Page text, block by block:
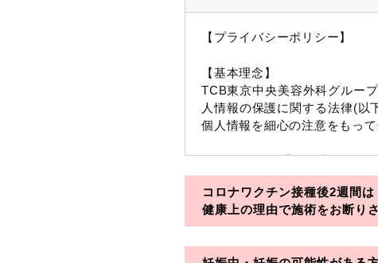
【プライバシーポリシー】
【基本理念】
TCB東京中央美容外科グルー
人情報の保護に関する法律(以
個人情報を細心の注意をもっ
※TCBグループとは以下を総
・一般社団法人メディカルアラ
・医療法人社団メディカルフ
コロナワクチン接種後2週間は
健康上の理由で施術をお断り